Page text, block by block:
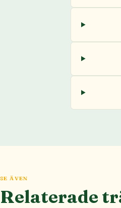
SE ÄVEN
Relaterade